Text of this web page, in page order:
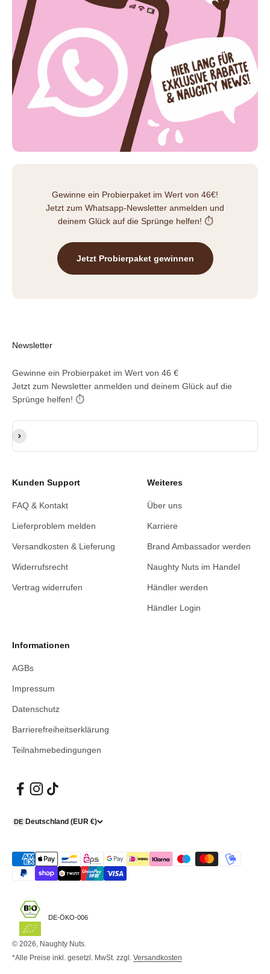
Gewinne ein Probierpaket im Wert von 46€!
Jetzt zum Whatsapp-Newsletter anmelden und
deinem Glück auf die Sprünge helfen! ⏱️
Jetzt Probierpaket gewinnen
Newsletter
Gewinne ein Probierpaket im Wert von 46 €
Jetzt zum Newsletter anmelden und deinem Glück auf die
Sprünge helfen! ⏱️
E-Mail-Adresse
Abonnieren
Kunden Support
FAQ & Kontakt
Lieferproblem melden
Versandkosten & Lieferung
Widerrufsrecht
Vertrag widerrufen
Weiteres
Über uns
Karriere
Brand Ambassador werden
Naughty Nuts im Handel
Händler werden
Händler Login
Informationen
AGBs
Impressum
Datenschutz
Barrierefreiheitserklärung
Teilnahmebedingungen
DE Deutschland (EUR €)
DE-ÖKO-006
© 2026, Naughty Nuts.
*Alle Preise inkl. gesetzl. MwSt. zzgl. Versandkosten